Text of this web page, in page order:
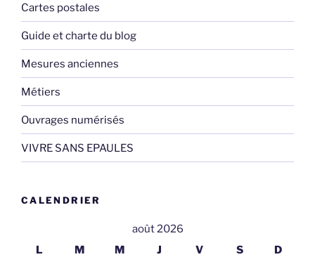
Cartes postales
Guide et charte du blog
Mesures anciennes
Métiers
Ouvrages numérisés
VIVRE SANS EPAULES
CALENDRIER
août 2026
L
M M J V S D